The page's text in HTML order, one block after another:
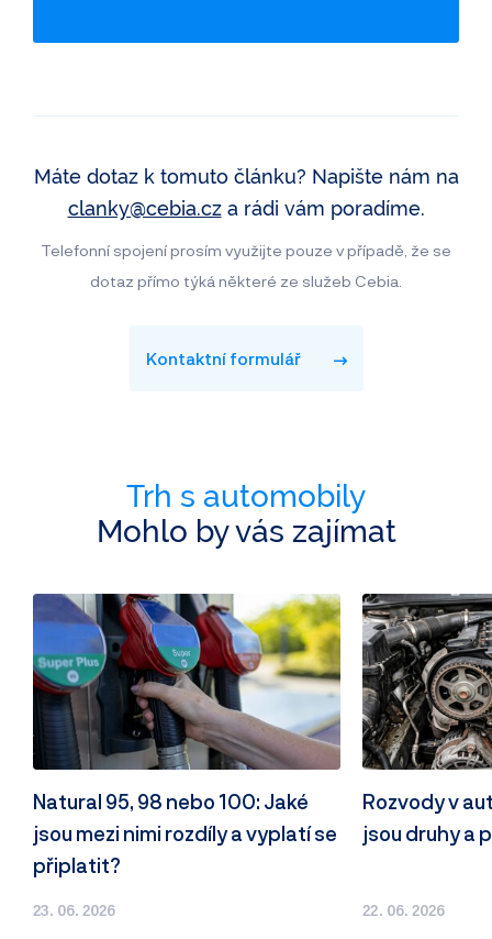
Máte dotaz k tomuto článku? Napište nám na
clanky@cebia.cza rádi vám poradíme.
Telefonní spojení prosím využijte pouze v případě, že se
dotaz přímo týká některé ze služeb Cebia.
Kontaktní formulář
Trh s automobily
Mohlo by vás zajímat
23. 06. 2026
Natural 95, 98 nebo 100: Jaké
jsou mezi nimi rozdíly a vyplatí se
připlatit?
22. 06. 2026
Rozvody v
jsou druhy a